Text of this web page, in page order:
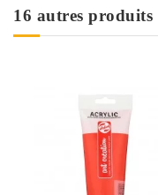
16 autres produits